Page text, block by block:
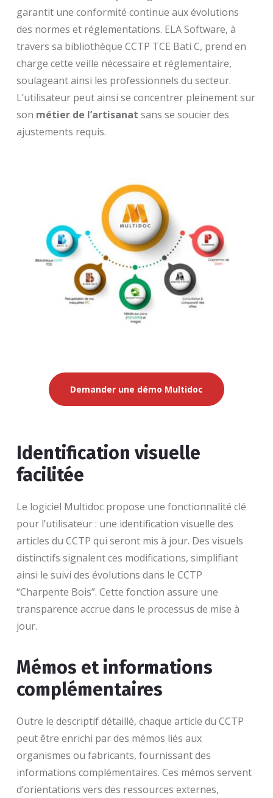
garantit une conformité continue aux évolutions
des normes et réglementations. ELA Software, à
travers sa bibliothèque CCTP TCE Bati C, prend en
charge cette veille nécessaire et réglementaire,
soulageant ainsi les professionnels du secteur.
L’utilisateur peut ainsi se concentrer pleinement sur
son métier de l’artisanat sans se soucier des
ajustements requis.
Demander une démo Multidoc
Identification visuelle
facilitée
Le logiciel Multidoc propose une fonctionnalité clé
pour l’utilisateur : une identification visuelle des
articles du CCTP qui seront mis à jour. Des visuels
distinctifs signalent ces modifications, simplifiant
ainsi le suivi des évolutions dans le CCTP
“Charpente Bois”. Cette fonction assure une
transparence accrue dans le processus de mise à
jour.
Mémos et informations
complémentaires
Outre le descriptif détaillé, chaque article du CCTP
peut être enrichi par des mémos liés aux
organismes ou fabricants, fournissant des
informations complémentaires. Ces mémos servent
d’orientations vers des ressources externes,